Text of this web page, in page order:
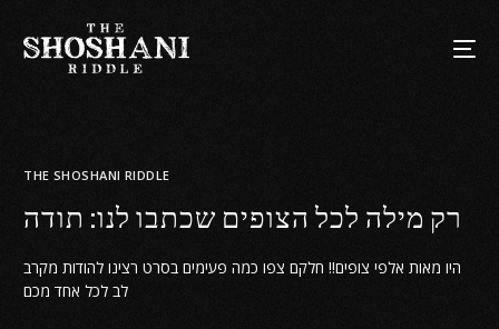
THE SHOSHANI RIDDLE
רק מילה לכל הצופים שכתבו לנו: תודה
היו מאות אלפי צופים!! חלקם צפו כמה פעימים בסרט רצינו להודות מקרב
לב לכל אחד מכם